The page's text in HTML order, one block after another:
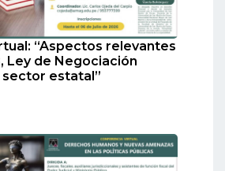
“Aspectos relevantes
Ley de Negociación
estatal”